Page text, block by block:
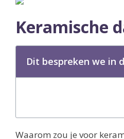
Keramische
Dit bespreken we in
Waarom zou je voor